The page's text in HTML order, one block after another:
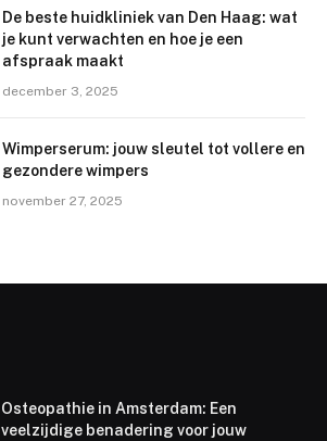
De beste huidkliniek van Den Haag: wat
je kunt verwachten en hoe je een
afspraak maakt
december 3, 2025
Wimperserum: jouw sleutel tot vollere en
gezondere wimpers
november 27, 2025
Osteopathie in Amsterdam: Een
veelzijdige benadering voor jouw